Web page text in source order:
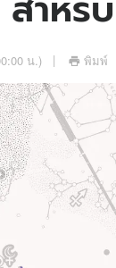
จ
สนุกแอปฟรี
น.) พิมพ์